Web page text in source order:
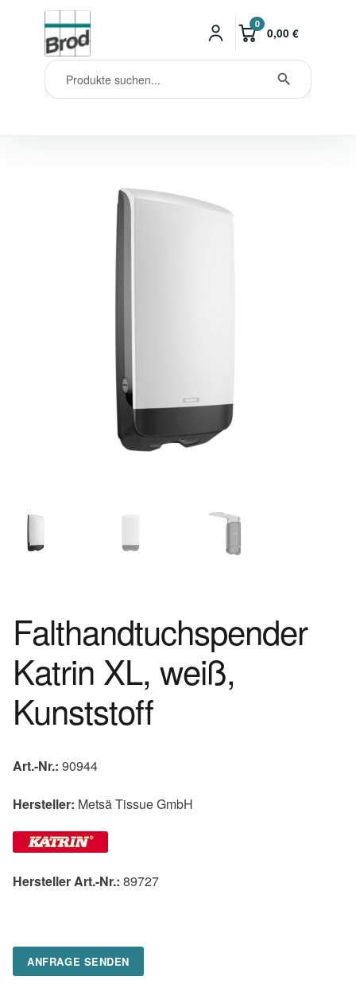
0
0,00 €
Falthandtuchspender
Katrin XL, weiß,
Kunststoff
Art.-Nr.: 90944
Hersteller: Metsä Tissue GmbH
Hersteller Art.-Nr.: 89727
ANFRAGE SENDEN